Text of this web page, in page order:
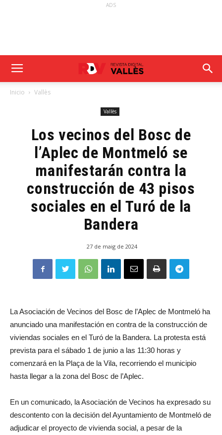
ADS
Inicio Vallès
Vallès
Los vecinos del Bosc de
l’Aplec de Montmeló se
manifestarán contra la
construcción de 43 pisos
sociales en el Turó de la
Bandera
27 de maig de 2024
La Asociación de Vecinos del Bosc de l’Aplec de Montmeló ha
anunciado una manifestación en contra de la construcción de
viviendas sociales en el Turó de la Bandera. La protesta está
prevista para el sábado 1 de junio a las 11:30 horas y
comenzará en la Plaça de la Vila, recorriendo el municipio
hasta llegar a la zona del Bosc de l’Aplec.
En un comunicado, la Asociación de Vecinos ha expresado su
descontento con la decisión del Ayuntamiento de Montmeló de
adjudicar el proyecto de vivienda social, a pesar de la